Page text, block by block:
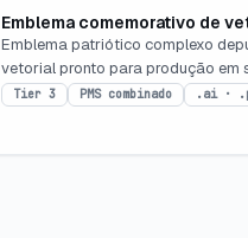
Emblema comemorativo de
Emblema patriótico complexo
vetorial pronto para produção em
Tier 3 PMS combinado .ai ·